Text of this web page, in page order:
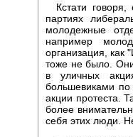
Кстати
партиях
молодежные
например
организация, как
тоже не было. Они
в уличных
большевиками
акции протеста.
более
себя этих люди.